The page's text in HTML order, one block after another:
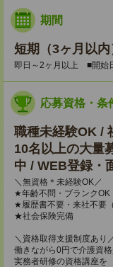
期間
短期（3ヶ月以内
即日～2ヶ月以上 ■開始
応募資格・条
職種未経験OK /
10名以上の大量
中 / WEB登録・
＼無資格＊未経験OK／
★年齢不問・ブランクOK
★履歴書不要・来社不要
★社会保険完備
＼資格取得支援制度あり
働きながら0円で介護資格
実務者研修の資格講座を